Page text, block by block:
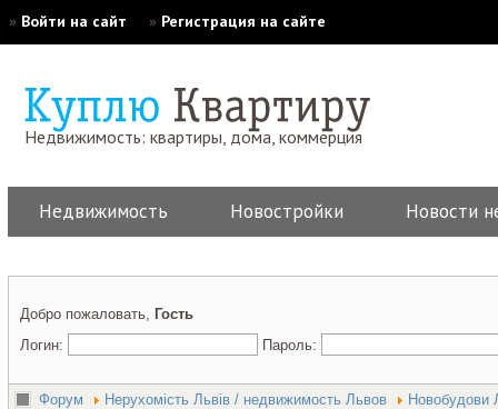
» Войти на сайт » Регистрация на сайте
Недвижимость: квартиры, дома, коммерция
Недвижимость Новостройки Новости
Добро пожаловать, Гость
Логин:
Пароль:
Форум Нерухомість Львів / недвижимость Львов Новобудови